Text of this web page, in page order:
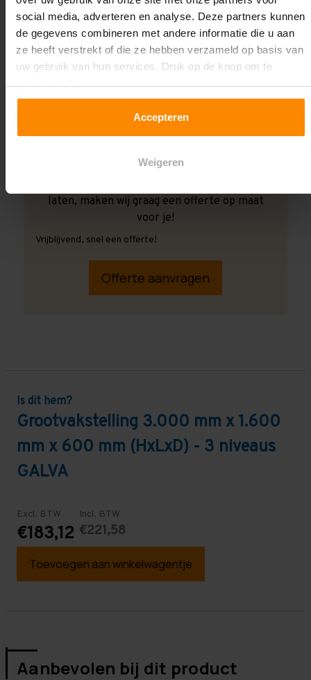
social media, adverteren en analyse. Deze partners kunnen
de gegevens combineren met andere informatie die u aan
ze heeft verstrekt of die ze hebben verzameld op basis van
uw gebruik van hun services. Druk op de knop om te
Accepteren
Weigeren
laten, maken wij graag een offerte op maat
voor je!
Vrijblijvend, snel een offerte!
Offerte aanvragen
Is dit hem?
Grootvakstelling 3.000 mm x 1.600
mm x 600 mm (HxLxD) - 3 niveaus
GALVA
Excl. BTW
€183,12
Incl. BTW
€221,58
Toevoegen aan winkelwagentje
Aanbevolen bij dit product